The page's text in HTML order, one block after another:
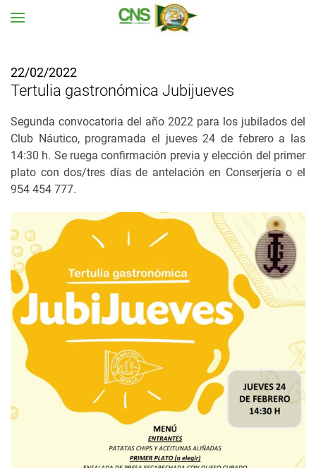
22/02/2022
Tertulia gastronómica Jubijueves
Segunda convocatoria del año 2022 para los jubilados del
Club Náutico, programada el jueves 24 de febrero a las
14:30 h. Se ruega confirmación previa y elección del primer
plato con dos/tres días de antelación en Conserjería o el
954 454 777.